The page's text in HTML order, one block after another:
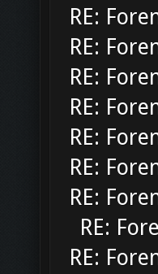
RE:
RE:
RE:
RE:
RE:
RE:
RE:
RE:
RE: